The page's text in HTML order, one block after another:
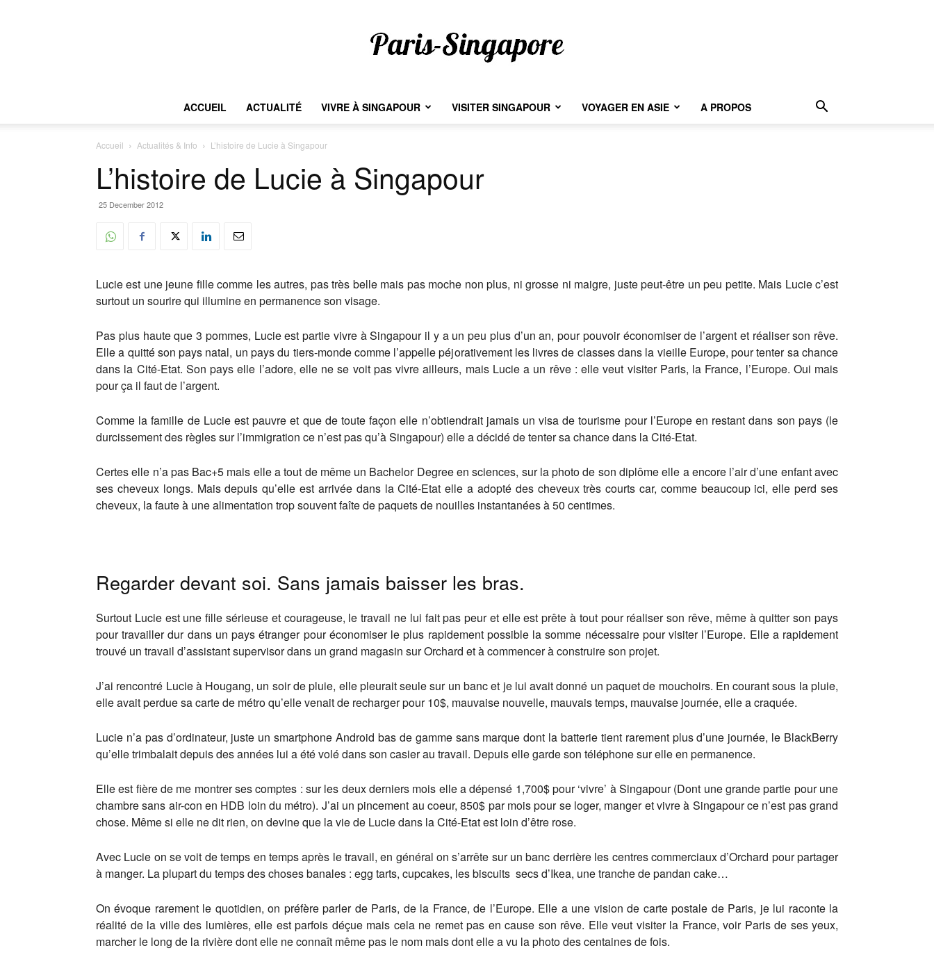
Paris-
ACCUEIL ACTUALITÉ VIVRE À SINGAPOUR VISITER SINGAPOUR VOYAGER EN ASIE A PROPOS
Accueil Actualités & Info L’histoire de Lucie à Singapour
L’histoire de Lucie à Singapour
25 December 2012
Lucie est une jeune fille comme les autres, pas très belle mais pas moche non plus, ni grosse ni maigre, juste peut-être un peu petite. Mais Lucie c’est
surtout un sourire qui illumine en permanence son visage.
Pas plus haute que 3 pommes, Lucie est partie vivre à Singapour il y a un peu plus d’un an, pour pouvoir économiser de l’argent et réaliser son rêve.
Elle a quitté son pays natal, un pays du tiers-monde comme l’appelle péjorativement les livres de classes dans la vieille Europe, pour tenter sa chance
dans la Cité-Etat. Son pays elle l’adore, elle ne se voit pas vivre ailleurs, mais Lucie a un rêve : elle veut visiter Paris, la France, l’Europe. Oui mais
pour ça il faut de l’argent.
Comme la famille de Lucie est pauvre et que de toute façon elle n’obtiendrait jamais un visa de tourisme pour l’Europe en restant dans son pays (le
durcissement des règles sur l’immigration ce n’est pas qu’à Singapour) elle a décidé de tenter sa chance dans la Cité-Etat.
Certes elle n’a pas Bac+5 mais elle a tout de même un Bachelor Degree en sciences, sur la photo de son diplôme elle a encore l’air d’une enfant avec
ses cheveux longs. Mais depuis qu’elle est arrivée dans la Cité-Etat elle a adopté des cheveux très courts car, comme beaucoup ici, elle perd ses
cheveux, la faute à une alimentation trop souvent faîte de paquets de nouilles instantanées à 50 centimes.
Regarder devant soi. Sans jamais baisser les bras.
Surtout Lucie est une fille sérieuse et courageuse, le travail ne lui fait pas peur et elle est prête à tout pour réaliser son rêve, même à quitter son pays
pour travailler dur dans un pays étranger pour économiser le plus rapidement possible la somme nécessaire pour visiter l’Europe. Elle a rapidement
trouvé un travail d’assistant supervisor dans un grand magasin sur Orchard et à commencer à construire son projet.
J’ai rencontré Lucie à Hougang, un soir de pluie, elle pleurait seule sur un banc et je lui avait donné un paquet de mouchoirs. En courant sous la pluie,
elle avait perdue sa carte de métro qu’elle venait de recharger pour 10$, mauvaise nouvelle, mauvais temps, mauvaise journée, elle a craquée.
Lucie n’a pas d’ordinateur, juste un smartphone Android bas de gamme sans marque dont la batterie tient rarement plus d’une journée, le BlackBerry
qu’elle trimbalait depuis des années lui a été volé dans son casier au travail. Depuis elle garde son téléphone sur elle en permanence.
Elle est fière de me montrer ses comptes : sur les deux derniers mois elle a dépensé 1,700$ pour ‘vivre’ à Singapour (Dont une grande partie pour une
chambre sans air-con en HDB loin du métro). J’ai un pincement au coeur, 850$ par mois pour se loger, manger et vivre à Singapour ce n’est pas grand
chose. Même si elle ne dit rien, on devine que la vie de Lucie dans la Cité-Etat est loin d’être rose.
Avec Lucie on se voit de temps en temps après le travail, en général on s’arrête sur un banc derrière les centres commerciaux d’Orchard pour partager
à manger. La plupart du temps des choses banales : egg tarts, cupcakes, les biscuits secs d’Ikea, une tranche de pandan cake…
On évoque rarement le quotidien, on préfère parler de Paris, de la France, de l’Europe. Elle a une vision de carte postale de Paris, je lui raconte la
réalité de la ville des lumières, elle est parfois déçue mais cela ne remet pas en cause son rêve. Elle veut visiter la France, voir Paris de ses yeux,
marcher le long de la rivière dont elle ne connaît même pas le nom mais dont elle a vu la photo des centaines de fois.